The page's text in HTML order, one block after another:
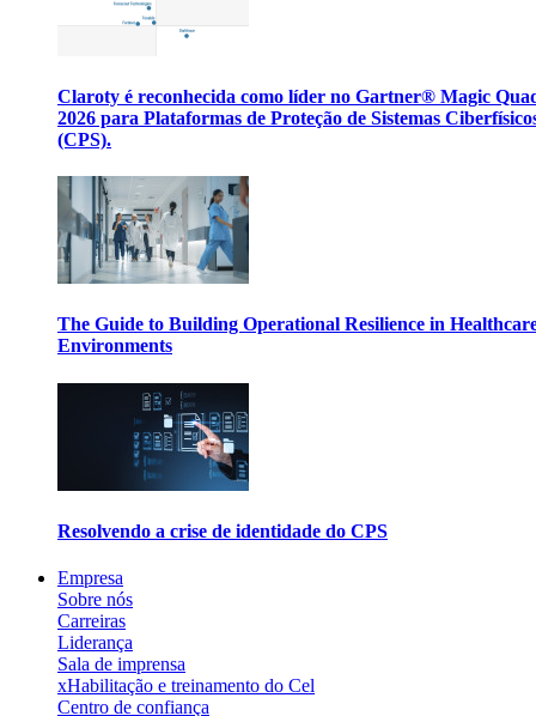
Claroty é reconhecida como líder no Gartner® Magic
2026 para Plataformas de Proteção de Sistemas
(CPS).
The Guide to Building Operational Resilience in
Environments
Resolvendo a crise de identidade do CPS
Empresa
Sobre nós
Carreiras
Liderança
Sala de imprensa
xHabilitação e treinamento do Cel
Centro de confiança